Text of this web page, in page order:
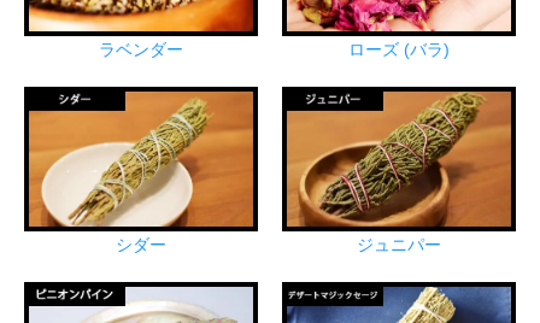
ラベンダー ローズ (バラ)
シダー ジュニパー